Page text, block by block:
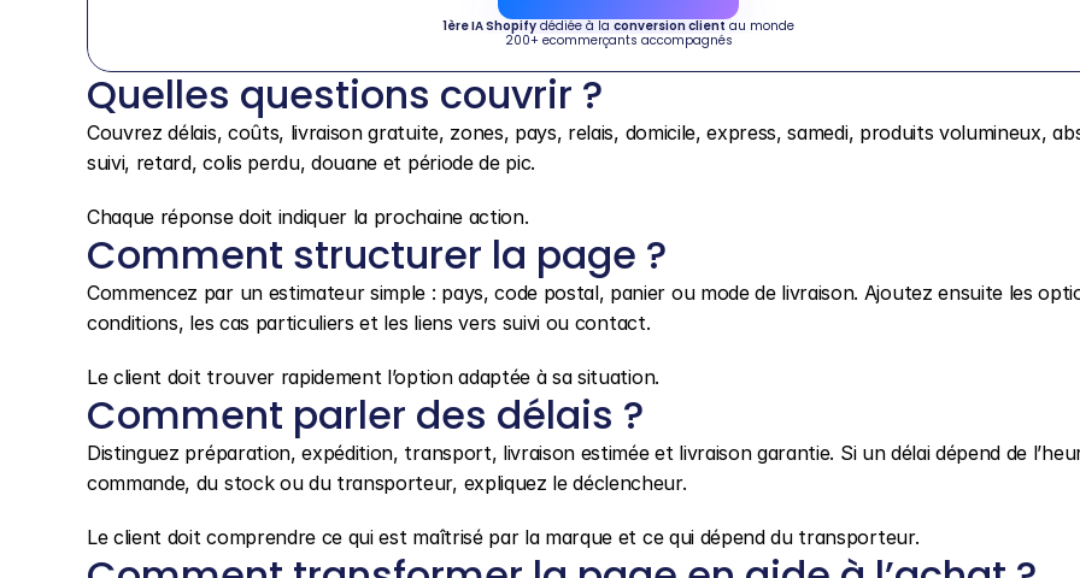
1ère IA Shopify dédiée à la conversion client au monde
200+ ecommerçants accompagnés
Quelles questions couvrir ?
Couvrez délais, coûts, livraison gratuite, zones, pays, relais, domicile, express, samedi, produits volumineux,
suivi, retard, colis perdu, douane et période de pic.
Chaque réponse doit indiquer la prochaine action.
Comment structurer la page ?
Commencez par un estimateur simple : pays, code postal, panier ou mode de livraison. Ajoutez ensuite les
conditions, les cas particuliers et les liens vers suivi ou contact.
Le client doit trouver rapidement l’option adaptée à sa situation.
Comment parler des délais ?
Distinguez préparation, expédition, transport, livraison estimée et livraison garantie. Si un délai dépend de
commande, du stock ou du transporteur, expliquez le déclencheur.
Le client doit comprendre ce qui est maîtrisé par la marque et ce qui dépend du transporteur.